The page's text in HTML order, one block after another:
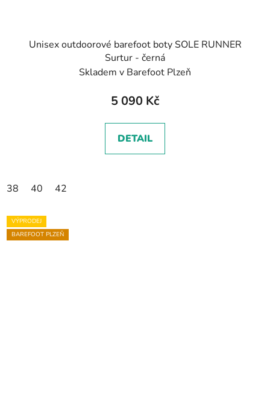
Unisex outdoorové barefoot boty SOLE RUNNER
Surtur - černá
Skladem v Barefoot Plzeň
5 090 Kč
DETAIL
38 40 42
VÝPRODEJ
BAREFOOT PLZEŇ